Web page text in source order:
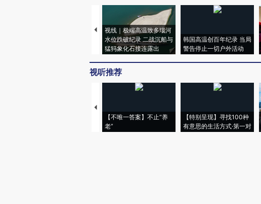
视线｜极端高温致多瑙河
水位跌破纪录 二战沉船与
猛犸象化石接连露出
韩国高温创百年纪录 当局
警告停止一切户外活动
视听推荐
【不唯一答案】不止“养
老”
【特别呈现】寻找100种
有意思的生活方式·第一对